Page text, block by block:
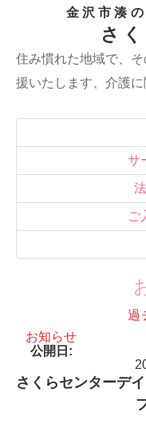
金沢市湊
さ
住み慣れた地域で、
援いたします、介護に
サ
ご
過
お知らせ
公開日:
さくらセンターデ